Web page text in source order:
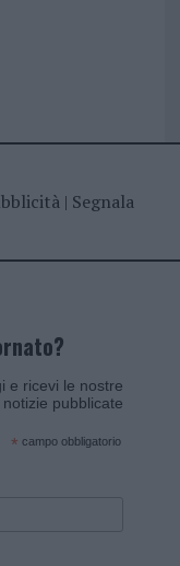
| Segnala
e ricevi le nostre
pubblicate
* campo obbligatorio